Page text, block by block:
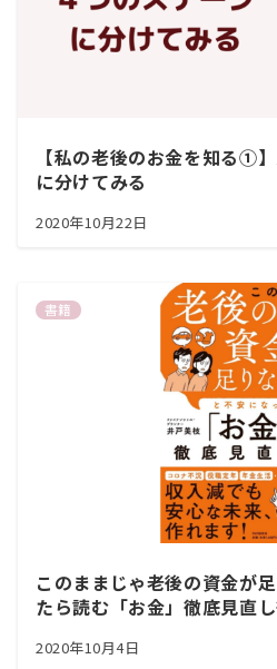
【私の老後のお金を知る①
に分けてみる
2020年10月22日
書籍
このままじゃ老後の資金が
たら読む「お金」徹底見直
2020年10月4日